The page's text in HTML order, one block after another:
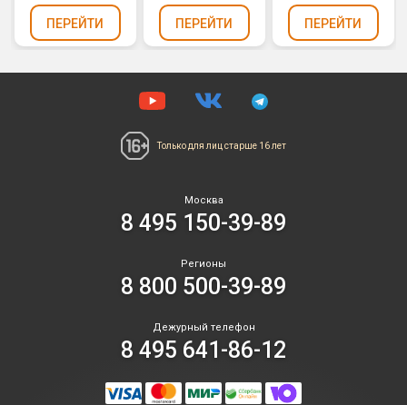
ПЕРЕЙТИ
(1,1" х 48)
ПЕРЕЙТИ ПЕРЕЙТИ
Только для лицстарше 16 лет
Москва
8 495 150-39-89
Регионы
8 800 500-39-89
Дежурный телефон
8 495 641-86-12